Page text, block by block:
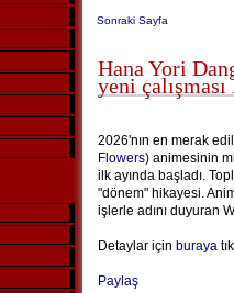
Sonraki Sayfa
Hana Yori
yeni
2026'nın en merak
Flowers)animesinin
ilk ayında başladı.
"dönem" hikayesi.
işlerle adını duyuran
Detaylar için buraya
Paylaş